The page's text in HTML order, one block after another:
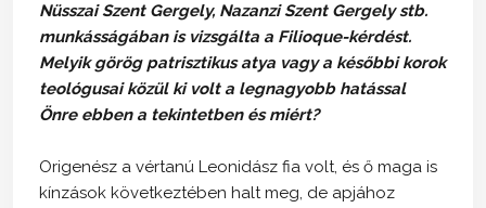
Nüsszai Szent Gergely, Nazanzi Szent Gergely stb.
munkásságában is vizsgálta a Filioque-kérdést.
Melyik görög patrisztikus atya vagy a későbbi korok
teológusai közül ki volt a legnagyobb hatással
Önre ebben a tekintetben és miért?
Origenész a vértanú Leonidász fia volt, és ő maga is
kínzások következtében halt meg, de apjához